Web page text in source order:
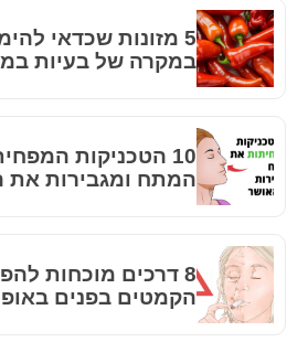
5 מזונות שכדאי
במקרה של בעיות
10 הטכניקות
המתח ומגבירות את
8 דרכים מוכחות
הקמטים בפנים